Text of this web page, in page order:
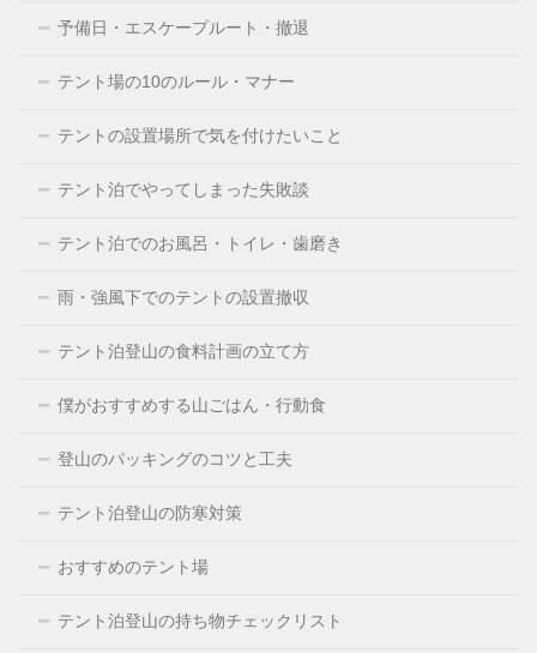
予備日・エスケープルート・撤退
テント場の10のルール・マナー
テントの設置場所で気を付けたいこと
テント泊でやってしまった失敗談
テント泊でのお風呂・トイレ・歯磨き
雨・強風下でのテントの設置撤収
テント泊登山の食料計画の立て方
僕がおすすめする山ごはん・行動食
登山のパッキングのコツと工夫
テント泊登山の防寒対策
おすすめのテント場
テント泊登山の持ち物チェックリスト